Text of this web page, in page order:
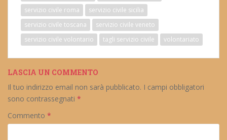
servizio civile roma
servizio civile sicilia
servizio civile toscana
servizio civile veneto
servizio civile volontario
tagli servizio civile volontariato
LASCIA UN COMMENTO
Il tuo indirizzo email non sarà pubblicato. I campi obbligatori
sono contrassegnati *
Commento *